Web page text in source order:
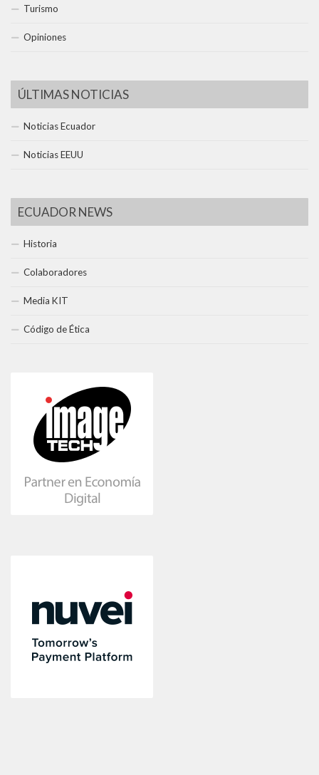
Turismo
Opiniones
ÚLTIMAS NOTICIAS
Noticias Ecuador
Noticias EEUU
ECUADOR NEWS
Historia
Colaboradores
Media KIT
Código de Ética